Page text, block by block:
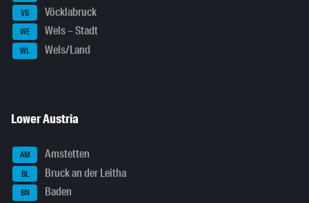
VB Vöcklabruck
WE Wels – Stadt
WL Wels/Land
Lower Austria
AM Amstetten
BL Bruck an der Leitha
BN Baden